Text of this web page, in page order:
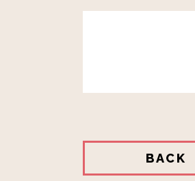
BACK